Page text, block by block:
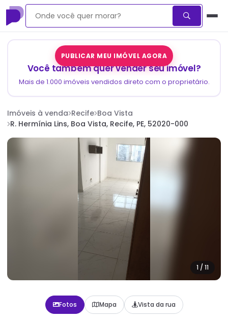
PUBLICAR MEU IMÓVEL AGORA
Você também quer vender seu imóvel?
Mais de 1.000 imóveis vendidos direto com o proprietário.
Imóveis à venda Recife Boa Vista
R. Hermínia Lins, Boa Vista, Recife, PE, 52020-000
1 / 11
Fotos Mapa Vista da rua